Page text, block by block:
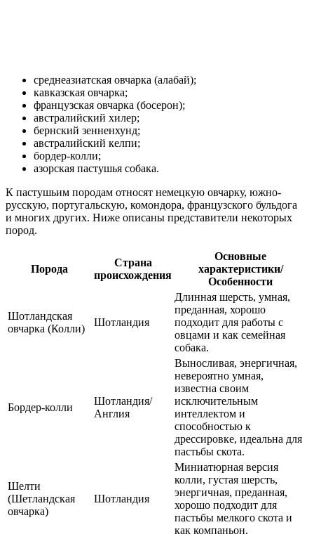
среднеазиатская овчарка (алабай);
кавказская овчарка;
французская овчарка (босерон);
австралийский хилер;
бернский зенненхунд;
австралийский келпи;
бордер-колли;
азорская пастушья собака.
К пастушьим породам относят немецкую овчарку, южно-
русскую, португальскую, комондора, французского бульдога
и многих других. Ниже описаны представители некоторых
пород.
Порода
Страна
происхождения
Основные
характеристики/
Особенности
Шотландская
овчарка (Колли)
Шотландия
Длинная шерсть, умная,
преданная, хорошо
подходит для работы с
овцами и как семейная
собака.
Бордер-колли
Шотландия/
Англия
Выносливая, энергичная,
невероятно умная,
известна своим
исключительным
интеллектом и
способностью к
дрессировке, идеальна для
пастьбы скота.
Шелти
(Шетландская
овчарка)
Шотландия
Миниатюрная версия
колли, густая шерсть,
энергичная, преданная,
хорошо подходит для
пастьбы мелкого скота и
как компаньон.